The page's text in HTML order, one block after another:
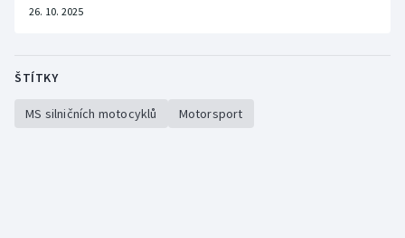
26. 10. 2025
ŠTÍTKY
MS silničních motocyklů Motorsport